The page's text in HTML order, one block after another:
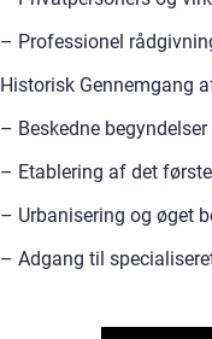
– Professionel
Historisk Gennemgang
– Beskedne
– Etablering af det
– Urbanisering og øget
– Adgang til